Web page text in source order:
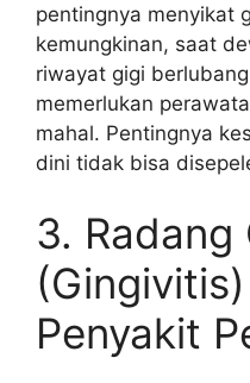
pentingnya menyikat
kemungkinan, saat
riwayat gigi
memerlukan
mahal. Pentingnya
dini tidak bisa
3. Radang
Penyakit